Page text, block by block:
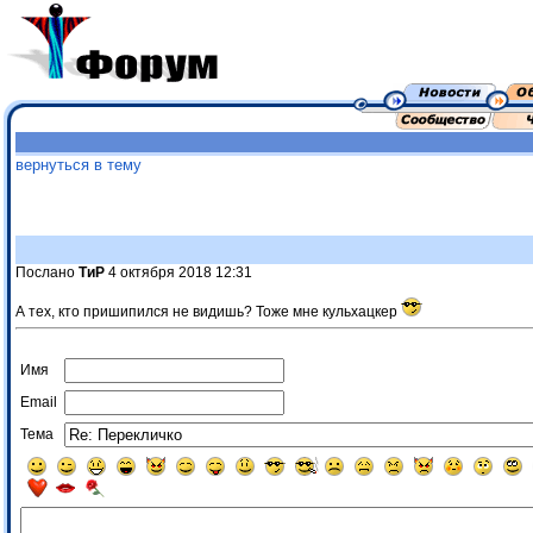
вернуться в тему
Послано ТиР 4 октября 2018 12:31
А тех, кто пришипился не видишь? Тоже мне кульхацкер
Имя
Email
Тема